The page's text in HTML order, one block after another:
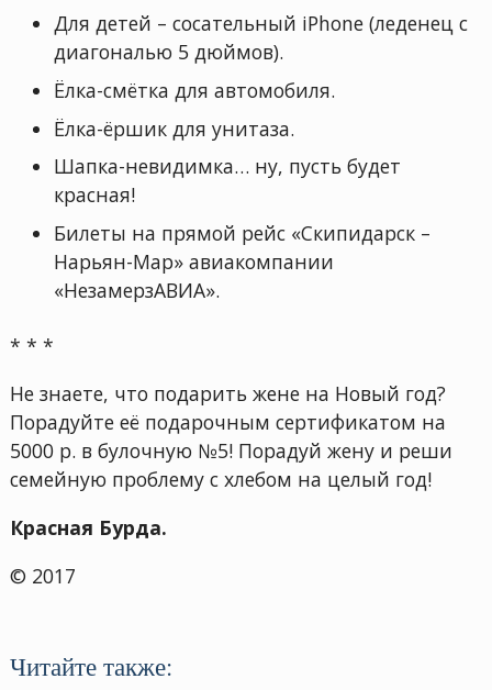
Для детей – сосательный iPhone (леденец с
диагональю 5 дюймов).
Ёлка-смётка для автомобиля.
Ёлка-ёршик для унитаза.
Шапка-невидимка… ну, пусть будет
красная!
Билеты на прямой рейс «Скипидарск –
Нарьян-Мар» авиакомпании
«НезамерзАВИА».
* * *
Не знаете, что подарить жене на Новый год?
Порадуйте её подарочным сертификатом на
5000 р. в булочную №5! Порадуй жену и реши
семейную проблему с хлебом на целый год!
Красная Бурда.
© 2017
Читайте также: